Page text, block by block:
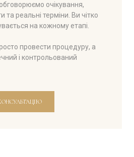
очікування,
та реальні терміни. Ви чітко
на кожному етапі.
провести процедуру, а
і контрольований